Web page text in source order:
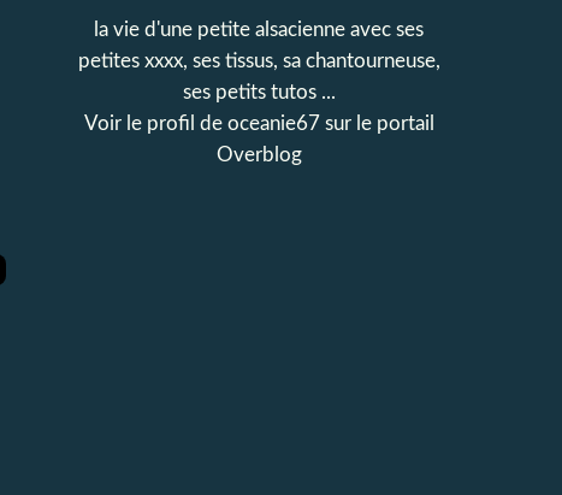
la vie d'une petite alsacienne avec ses
petites xxxx, ses tissus, sa chantourneuse,
ses petits tutos ...
Voir le profil de oceanie67 sur le portail
Overblog